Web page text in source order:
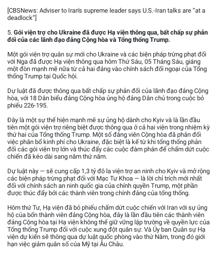
[CBSNews: Adviser to Iran's supreme leader says U.S.-Iran talks are “at a
deadlock”]
5. Gói viện trợ cho Ukraine đã được Hạ viện thông qua, bất chấp sự phản
đối của các lãnh đạo đảng Cộng hòa và Tổng thống Trump.
Một gói viện trợ quân sự mới cho Ukraine và các biện pháp trừng phạt đối
với Nga đã được Hạ viện thông qua hôm Thứ Sáu, 05 Tháng Sáu, giáng
một đòn mạnh mẽ nữa từ cả hai đảng vào chính sách đối ngoại của Tổng
thống Trump tại Quốc hội.
Dự luật đã được thông qua bất chấp sự phản đối của lãnh đạo đảng Cộng
hòa, với 18 Dân biểu đảng Cộng hòa ủng hộ đảng Dân chủ trong cuộc bỏ
phiếu 226-195.
Đây là một sự thể hiện mạnh mẽ sự ủng hộ dành cho Kyiv và là lần đầu
tiên một gói viện trợ riêng biệt được thông qua ở cả hai viện trong nhiệm kỳ
thứ hai của Tổng thống Trump. Một số đảng viên Cộng hòa đã phản đối
việc phân bổ kinh phí cho Ukraine, đặc biệt là kể từ khi tổng thống phản
đối các gói viện trợ lớn và thúc đẩy các cuộc đàm phán để chấm dứt cuộc
chiến đã kéo dài sang năm thứ năm.
Dự luật này — sẽ cung cấp 1,3 tỷ đô la viện trợ an ninh cho Kyiv và mở rộng
các biện pháp trừng phạt đối với Mạc Tư Khoa — là lời chỉ trích mới nhất
đối với chính sách an ninh quốc gia của chính quyền Trump, một phần
được thúc đẩy bởi các thành viên trong chính đảng của tổng thống.
Hôm thứ Tư, Hạ viện đã bỏ phiếu chấm dứt cuộc chiến với Iran với sự ủng
hộ của bốn thành viên đảng Cộng hòa, đây là lần đầu tiên các thành viên
đảng Cộng hòa tại Hạ viện không thể giữ vững lập trường về quyền lực của
Tổng thống Trump đối với cuộc xung đột quân sự. Và Ủy ban Quân sự Hạ
viện dự kiến sẽ thông qua dự luật quốc phòng vào thứ Năm, trong đó giới
hạn việc giảm quân số của Mỹ tại Âu Châu.